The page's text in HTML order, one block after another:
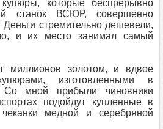
которые беспрерывно
станок ВСЮР, совершенно
Деньги стремительно дешевели,
и их место занимал самый
золотом, и вдвое
изготовленными в
мной прибыли чиновники
подойдут купленные в
медной и серебряной